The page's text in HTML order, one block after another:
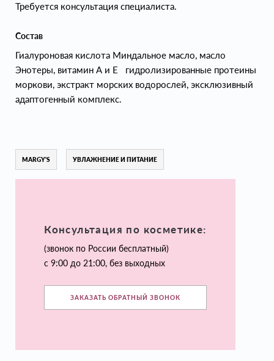
Требуется консультация специалиста.
Состав
Гиалуроновая кислота Миндальное масло, масло
Энотеры, витамин А и Е гидролизированные протеины
моркови, экстракт морских водорослей, эксклюзивный
адаптогенный комплекс.
MARGY'S УВЛАЖНЕНИЕ И ПИТАНИЕ
Консультация по косметике:
(звонок по России бесплатный)
с 9:00 до 21:00, без выходных
ЗАКАЗАТЬ ОБРАТНЫЙ ЗВОНОК